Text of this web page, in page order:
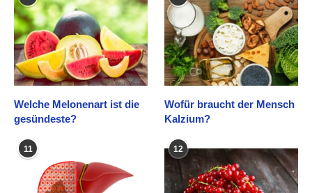
Welche Melonenart ist die
gesündeste?
Wofür braucht der Mensch
Kalzium?
11 12